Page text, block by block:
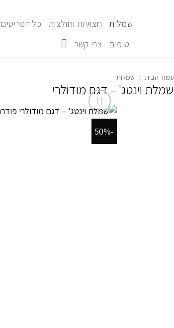
שמלות חצאיות וחולצות כל הפריטים
טיפים
צרי קשר
עמוד הבית / שמלות
שמלת וינטג' – דגם מודולרי
-50%